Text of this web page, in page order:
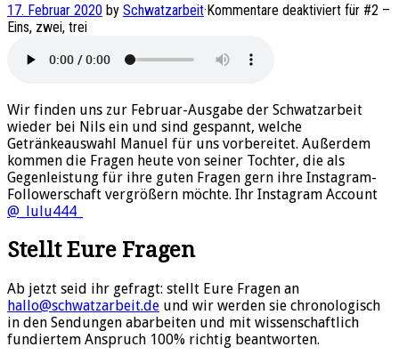
17. Februar 2020 by Schwatzarbeit·Kommentare deaktiviert für #2 –
Eins, zwei, trei
Wir finden uns zur Februar-Ausgabe der Schwatzarbeit
wieder bei Nils ein und sind gespannt, welche
Getränkeauswahl Manuel für uns vorbereitet. Außerdem
kommen die Fragen heute von seiner Tochter, die als
Gegenleistung für ihre guten Fragen gern ihre Instagram-
Followerschaft vergrößern möchte. Ihr Instagram Account
@_lulu444_
Stellt Eure Fragen
Ab jetzt seid ihr gefragt: stellt Eure Fragen an
hallo@schwatzarbeit.de und wir werden sie chronologisch
in den Sendungen abarbeiten und mit wissenschaftlich
fundiertem Anspruch 100% richtig beantworten.